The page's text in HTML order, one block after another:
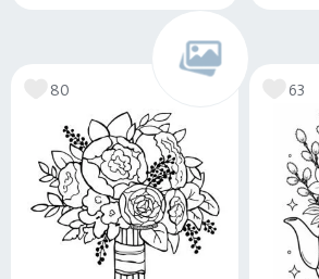
80 63